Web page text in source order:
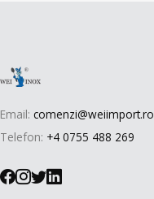
Email: comenzi@weiimport.ro
Telefon: +4 0755 488 269